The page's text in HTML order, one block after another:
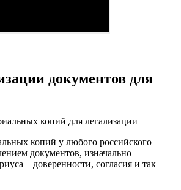
документов для
копий у любого российского
документов, изначально
– доверенности, согласия и так